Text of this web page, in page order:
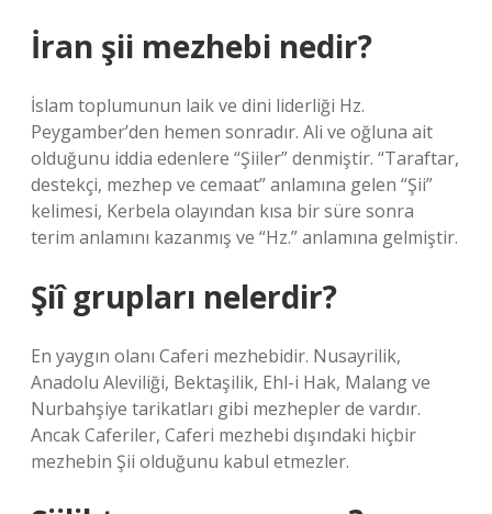
İran şii mezhebi nedir?
İslam toplumunun laik ve dini liderliği Hz.
Peygamber’den hemen sonradır. Ali ve oğluna ait
olduğunu iddia edenlere “Şiiler” denmiştir. “Taraftar,
destekçi, mezhep ve cemaat” anlamına gelen “Şii”
kelimesi, Kerbela olayından kısa bir süre sonra
terim anlamını kazanmış ve “Hz.” anlamına gelmiştir.
Şiî grupları nelerdir?
En yaygın olanı Caferi mezhebidir. Nusayrilik,
Anadolu Aleviliği, Bektaşilik, Ehl-i Hak, Malang ve
Nurbahşiye tarikatları gibi mezhepler de vardır.
Ancak Caferiler, Caferi mezhebi dışındaki hiçbir
mezhebin Şii olduğunu kabul etmezler.